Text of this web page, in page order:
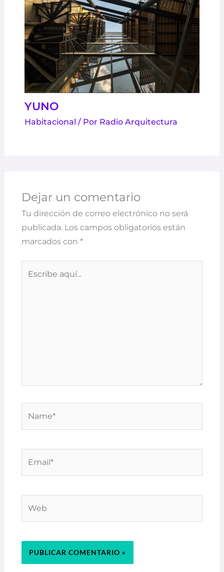
YUNO
Habitacional / Por Radio Arquitectura
Dejar un comentario
Tu dirección de correo electrónico no será
publicada. Los campos obligatorios están
marcados con *